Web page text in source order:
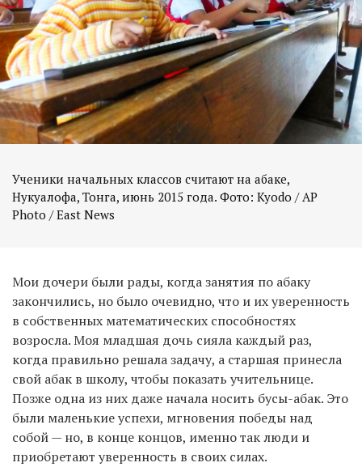
Ученики начальных классов считают на абаке,
Нукуалофа, Тонга, июнь 2015 года. Фото: Kyodo / AP
Photo / East News
Мои дочери были рады, когда занятия по абаку
закончились, но было очевидно, что и их уверенность
в собственных математических способностях
возросла. Моя младшая дочь сияла каждый раз,
когда правильно решала задачу, а старшая принесла
свой абак в школу, чтобы показать учительнице.
Позже одна из них даже начала носить бусы-абак. Это
были маленькие успехи, мгновения победы над
собой — но, в конце концов, именно так люди и
приобретают уверенность в своих силах.